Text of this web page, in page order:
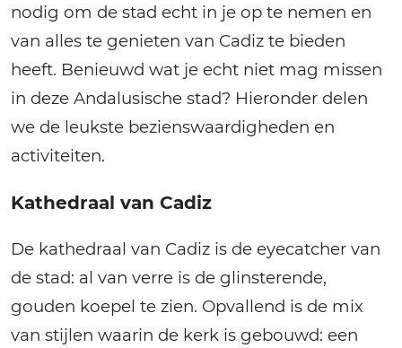
nodig om de stad echt in je op te nemen en
van alles te genieten van Cadiz te bieden
heeft. Benieuwd wat je echt niet mag missen
in deze Andalusische stad? Hieronder delen
we de leukste bezienswaardigheden en
activiteiten.
Kathedraal van Cadiz
De kathedraal van Cadiz is de eyecatcher van
de stad: al van verre is de glinsterende,
gouden koepel te zien. Opvallend is de mix
van stijlen waarin de kerk is gebouwd: een